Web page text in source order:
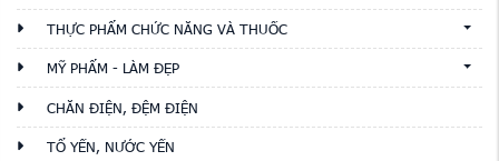
THỰC PHẨM CHỨC NĂNG VÀ THUỐC
MỸ PHẨM - LÀM ĐẸP
CHĂN ĐIỆN, ĐỆM ĐIỆN
TỔ YẾN, NƯỚC YẾN